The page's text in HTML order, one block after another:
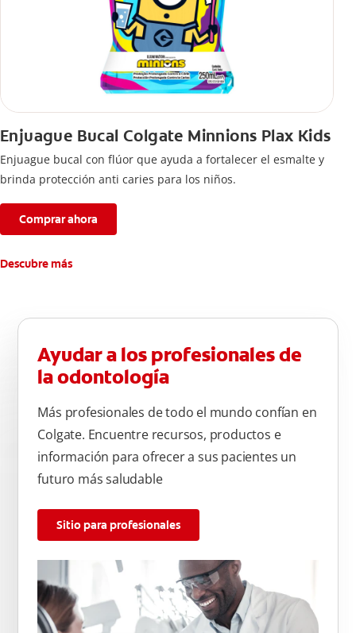
Enjuague Bucal Colgate Minnions Plax Kids
Enjuague bucal con flúor que ayuda a fortalecer el esmalte y
brinda protección anti caries para los niños.
Comprar ahora
Descubre más
Ayudar a los profesionales de
la odontología
Más profesionales de todo el mundo confían en
Colgate. Encuentre recursos, productos e
información para ofrecer a sus pacientes un
futuro más saludable
Sitio para profesionales